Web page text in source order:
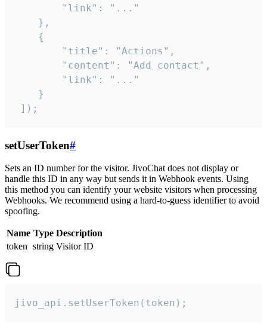
        "link": "..."
    },
    {
        "title": "Actions",
        "content": "Add contact",
        "link": "..."
    }
]);
setUserToken#
Sets an ID number for the visitor. JivoChat does not display or
handle this ID in any way but sends it in Webhook events. Using
this method you can identify your website visitors when processing
Webhooks. We recommend using a hard-to-guess identifier to avoid
spoofing.
Name Type Description
token string Visitor ID
jivo_api.setUserToken(token);